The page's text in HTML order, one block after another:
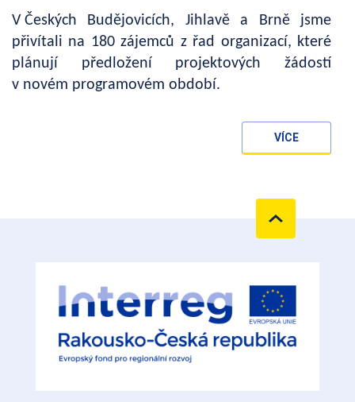
V Českých Budějovicích, Jihlavě a Brně jsme
přivítali na 180 zájemců z řad organizací, které
plánují předložení projektových žádostí
v novém programovém období.
VÍCE